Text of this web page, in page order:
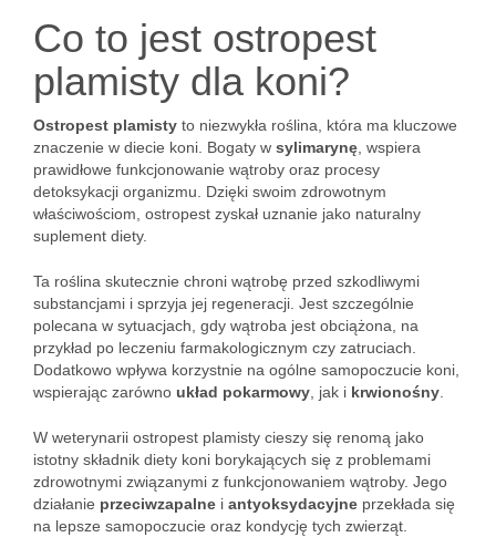
Co to jest ostropest
plamisty dla koni?
Ostropest plamisty to niezwykła roślina, która ma kluczowe
znaczenie w diecie koni. Bogaty w sylimarynę , wspiera
prawidłowe funkcjonowanie wątroby oraz procesy
detoksykacji organizmu. Dzięki swoim zdrowotnym
właściwościom, ostropest zyskał uznanie jako naturalny
suplement diety.
Ta roślina skutecznie chroni wątrobę przed szkodliwymi
substancjami i sprzyja jej regeneracji. Jest szczególnie
polecana w sytuacjach, gdy wątroba jest obciążona, na
przykład po leczeniu farmakologicznym czy zatruciach.
Dodatkowo wpływa korzystnie na ogólne samopoczucie koni,
wspierając zarówno układ pokarmowy , jak i krwionośny
W weterynarii ostropest plamisty cieszy się renomą jako
istotny składnik diety koni borykających się z problemami
zdrowotnymi związanymi z funkcjonowaniem wątroby. Jego
działanie przeciwzapalne i antyoksydacyjne przekłada się
na lepsze samopoczucie oraz kondycję tych zwierząt.